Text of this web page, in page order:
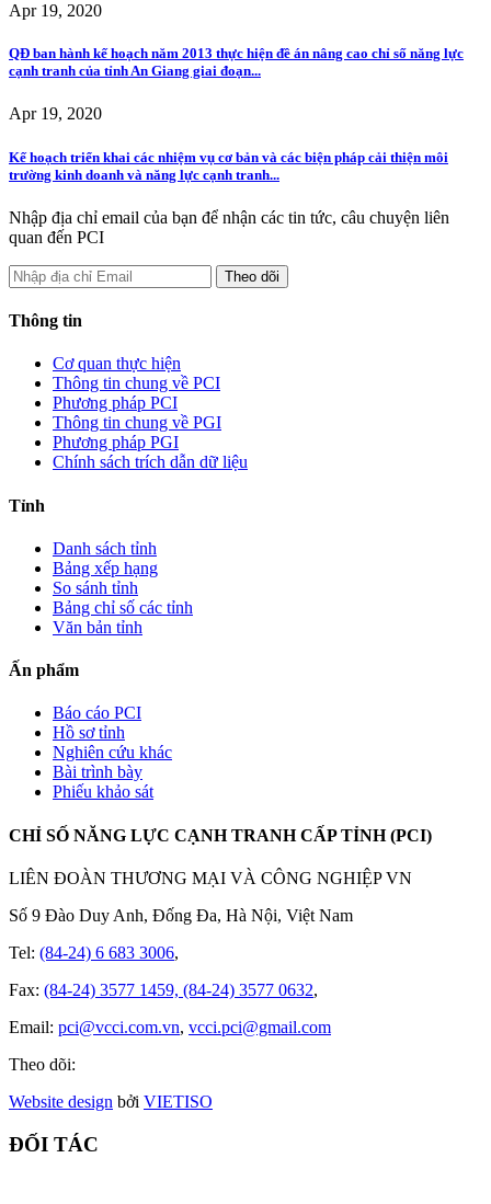
Apr 19, 2020
QĐ ban hành kế hoạch năm 2013 thực hiện đề án nâng cao chỉ số năng lực
cạnh tranh của tỉnh An Giang giai đoạn...
Apr 19, 2020
Kế hoạch triển khai các nhiệm vụ cơ bản và các biện pháp cải thiện môi
trường kinh doanh và năng lực cạnh tranh...
Nhập địa chỉ email của bạn để nhận các tin tức, câu chuyện liên
quan đến PCI
Thông tin
Cơ quan thực hiện
Thông tin chung về PCI
Phương pháp PCI
Thông tin chung về PGI
Phương pháp PGI
Chính sách trích dẫn dữ liệu
Tỉnh
Danh sách tỉnh
Bảng xếp hạng
So sánh tỉnh
Bảng chỉ số các tỉnh
Văn bản tỉnh
Ấn phẩm
Báo cáo PCI
Hồ sơ tỉnh
Nghiên cứu khác
Bài trình bày
Phiếu khảo sát
CHỈ SỐ NĂNG LỰC CẠNH TRANH CẤP TỈNH (PCI)
LIÊN ĐOÀN THƯƠNG MẠI VÀ CÔNG NGHIỆP VN
Số 9 Đào Duy Anh, Đống Đa, Hà Nội, Việt Nam
Tel: (84-24) 6 683 3006,
Fax: (84-24) 3577 1459, (84-24) 3577 0632,
Email: pci@vcci.com.vn, vcci.pci@gmail.com
Theo dõi:
Website design bởi VIETISO
ĐỐI TÁC